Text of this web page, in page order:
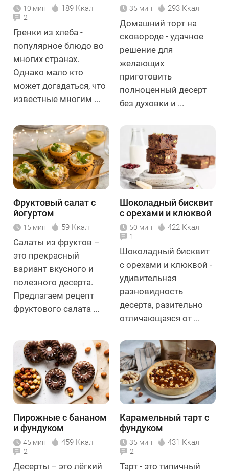
10 мин 189 Ккал
2
Гренки из хлеба -
популярное блюдо во
многих странах.
Однако мало кто
может догадаться, что
известные многим ...
35 мин 293 Ккал
Домашний торт на
сковороде - удачное
решение для
желающих
приготовить
полноценный десерт
без духовки и ...
Фруктовый салат с
йогуртом
15 мин 59 Ккал
Салаты из фруктов –
это прекрасный
вариант вкусного и
полезного десерта.
Предлагаем рецепт
фруктового салата ...
Шоколадный бисквит
с орехами и клюквой
50 мин 422 Ккал
1
Шоколадный бисквит
с орехами и клюквой -
удивительная
разновидность
десерта, разительно
отличающаяся от ...
Пирожные с бананом
и фундуком
45 мин 459 Ккал
2
Десерты – это лёгкий
Карамельный тарт с
фундуком
35 мин 431 Ккал
2
Тарт - это типичный